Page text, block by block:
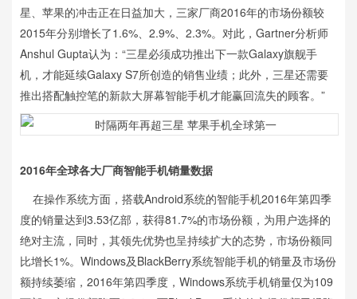
星、苹果的冲击正在日益加大，三家厂商2016年的市场份额较
2015年分别增长了1.6%、2.9%、2.3%。对此，Gartner分析师
Anshul Gupta认为：“三星必须成功推出下一款Galaxy旗舰手
机，才能延续Galaxy S7所创造的销售业绩；此外，三星还需要
推出搭配触控笔的新款大屏幕智能手机才能赢回流失的顾客。”
2016年全球各大厂商智能手机销量数据
在操作系统方面，搭载Android系统的智能手机2016年第四季
度的销量达到3.53亿部，获得81.7%的市场份额，为用户选择的
绝对主流，同时，其领先优势也呈持续扩大的态势，市场份额同
比增长1%。Windows及BlackBerry系统智能手机的销量及市场份
额持续萎缩，2016年第四季度，Windows系统手机销量仅为109